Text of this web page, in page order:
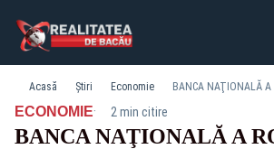
Acasă Știri Economie
ECONOMIE· 2 min citire
BANCA NAŢIONALĂ A